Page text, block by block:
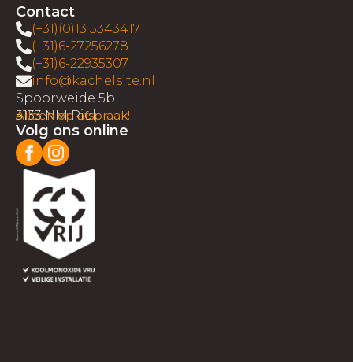
Contact
(+31)(0)13 5343417
(+31)6-27256278
(+31)6-22935307
info@kachelsite.nl
Spoorweide 5b
5133 NM Riel
Alleen op afspraak!
Volg ons online